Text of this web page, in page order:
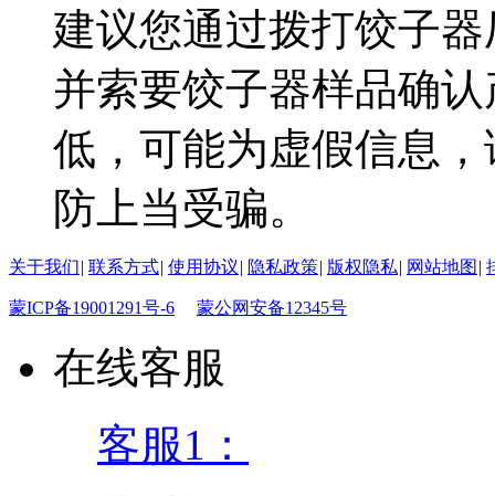
建议您通过拨打饺子
并索要饺子器样品确
低，可能为虚假信息
防上当受骗。
关于我们| 联系方式| 使用协议| 隐私政策| 版权隐私| 网站地图 |
蒙ICP备19001291号-6 蒙公网安备12345号
在线客服
客服1：